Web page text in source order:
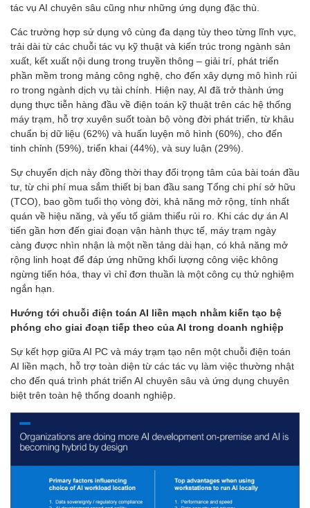
tác vụ AI chuyên sâu cũng như những ứng dụng đặc thù.
Các trường hợp sử dụng vô cùng đa dạng tùy theo từng lĩnh vực,
trải dài từ các chuỗi tác vụ kỹ thuật và kiến trúc trong ngành sản
xuất, kết xuất nội dung trong truyền thông – giải trí, phát triển
phần mềm trong mảng công nghệ, cho đến xây dựng mô hình rủi
ro trong ngành dịch vụ tài chính. Hiện nay, AI đã trở thành ứng
dụng thực tiễn hàng đầu về điện toán kỹ thuật trên các hệ thống
máy trạm, hỗ trợ xuyên suốt toàn bộ vòng đời phát triển, từ khâu
chuẩn bị dữ liệu (62%) và huấn luyện mô hình (60%), cho đến
tinh chỉnh (59%), triển khai (44%), và suy luận (29%).
Sự chuyển dịch này đồng thời thay đổi trọng tâm của bài toán đầu
tư, từ chi phí mua sắm thiết bị ban đầu sang Tổng chi phí sở hữu
(TCO), bao gồm tuổi thọ vòng đời, khả năng mở rộng, tính nhất
quán về hiệu năng, và yếu tố giảm thiểu rủi ro. Khi các dự án AI
tiến gần hơn đến giai đoạn vận hành thực tế, máy trạm ngày
càng được nhìn nhận là một nền tảng dài hạn, có khả năng mở
rộng linh hoạt để đáp ứng những khối lượng công việc không
ngừng tiến hóa, thay vì chỉ đơn thuần là một công cụ thử nghiệm
ngắn hạn.
Hướng tới chuỗi điện toán AI liền mạch nhằm kiến tạo bệ
phóng cho giai đoạn tiếp theo của AI trong doanh nghiệp
Sự kết hợp giữa AI PC và máy trạm tạo nên một chuỗi điện toán
AI liền mạch, hỗ trợ toàn diện từ các tác vụ làm việc thường nhật
cho đến quá trình phát triển AI chuyên sâu và ứng dụng chuyên
biệt trên toàn hệ thống doanh nghiệp.